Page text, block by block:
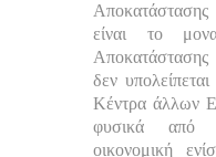
είναι το
δεν
Κέντρα άλλων
φυσικά από
οικονομική